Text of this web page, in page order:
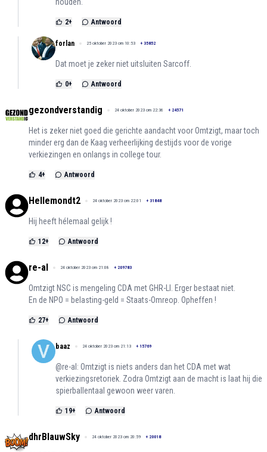
houden.
2+ Antwoord
forlan 25 oktober 2023 om 10:53 + 35852
Dat moet je zeker niet uitsluiten Sarcoff.
0+ Antwoord
gezondverstandig 24 oktober 2023 om 22:36 + 24571
Het is zeker niet goed die gerichte aandacht voor Omtzigt, maar toch
minder erg dan de Kaag verheerlijking destijds voor de vorige
verkiezingen en onlangs in college tour.
4+ Antwoord
Hellemondt2 24 oktober 2023 om 22:01 + 31848
Hij heeft hélemaal gelijk !
12+ Antwoord
re-al 24 oktober 2023 om 21:08 + 209783
Omtzigt NSC is mengeling CDA met GHR-LI. Erger bestaat niet.
En de NPO = belasting-geld = Staats-Omreop. Opheffen !
27+ Antwoord
baaz 24 oktober 2023 om 21:13 + 15769
@re-al: Omtzigt is niets anders dan het CDA met wat
verkiezingsretoriek. Zodra Omtzigt aan de macht is laat hij die
spierballentaal gewoon weer varen.
19+ Antwoord
dhrBlauwSky 24 oktober 2023 om 20:59 + 20018